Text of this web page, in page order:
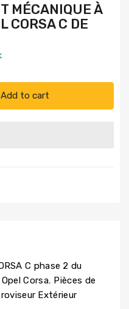
MÉCANIQUE À
CORSA C DE
Add to cart
C phase 2 du
Opel Corsa, Pièces de
Extérieur